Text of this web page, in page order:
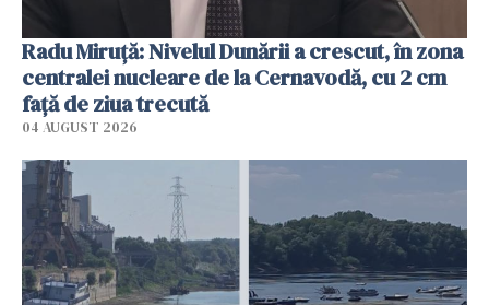
Radu Miruţă: Nivelul Dunării a crescut, în zona
centralei nucleare de la Cernavodă, cu 2 cm
faţă de ziua trecută
04 AUGUST 2026